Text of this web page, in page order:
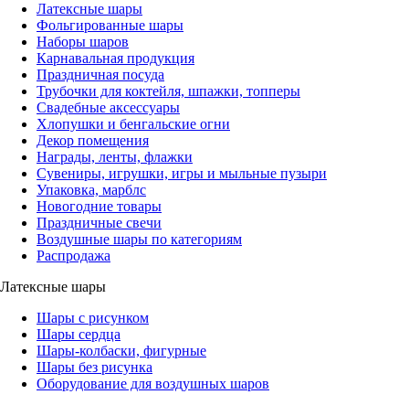
Латексные шары
Фольгированные шары
Наборы шаров
Карнавальная продукция
Праздничная посуда
Трубочки для коктейля, шпажки, топперы
Свадебные аксессуары
Хлопушки и бенгальские огни
Декор помещения
Награды, ленты, флажки
Сувениры, игрушки, игры и мыльные пузыри
Упаковка, марблс
Новогодние товары
Праздничные свечи
Воздушные шары по категориям
Распродажа
Латексные шары
Шары с рисунком
Шары сердца
Шары-колбаски, фигурные
Шары без рисунка
Оборудование для воздушных шаров